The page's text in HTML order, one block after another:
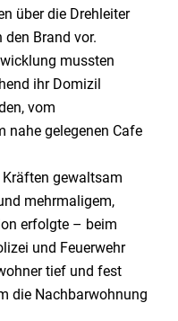
über die Drehleiter
den Brand vor.
mussten
ihr Domizil
vom
nahe gelegenen Cafe
gewaltsam
mehrmaligem,
erfolgte – beim
und Feuerwehr
tief und fest
die Nachbarwohnung